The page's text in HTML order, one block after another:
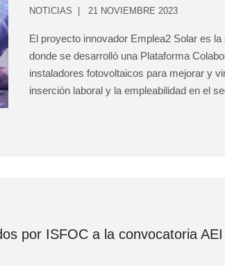
NOTICIAS 21 NOVIEMBRE 2023
El proyecto innovador Emplea2 Solar es
donde se desarrolló una Plataforma
instaladores fotovoltaicos para mejorar y
inserción laboral y la empleabilidad en el
por ISFOC a la convocatoria